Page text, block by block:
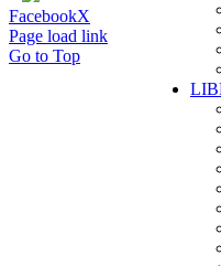
FacebookX
Page load link
Go to Top